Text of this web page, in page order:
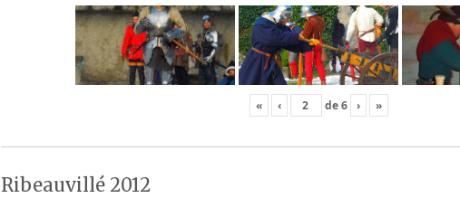
« ‹ de6 › »
Ribeauvillé 2012